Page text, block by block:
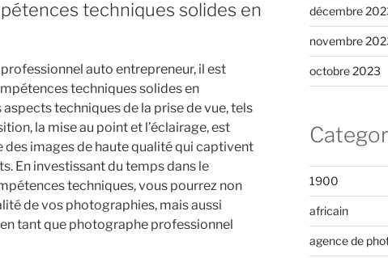
techniques solides en
auto entrepreneur, il est
techniques solides en
techniques de la prise de vue, tels
la mise au point et l’éclairage, est
images de haute qualité qui captivent
En investissant du temps dans le
techniques, vous pourrez non
de vos photographies, mais aussi
tant que photographe professionnel
décembre
novembre
octobre 2023
1900
africain
agence de